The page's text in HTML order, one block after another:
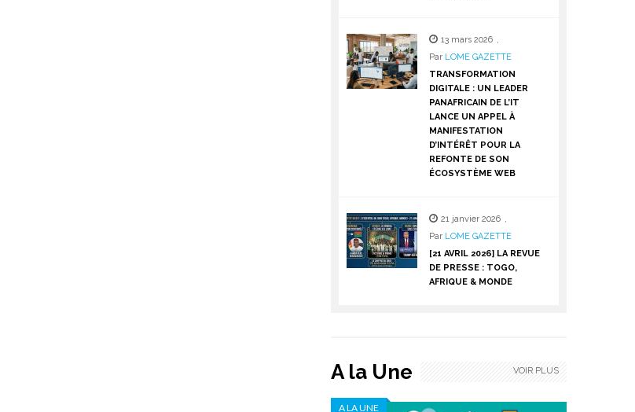
13 mars 2026 ,
Par LOME GAZETTE
TRANSFORMATION
DIGITALE : UN LEADER
PANAFRICAIN DE L’IT
LANCE UN APPEL À
MANIFESTATION
D’INTÉRÊT POUR LA
REFONTE DE SON
ÉCOSYSTÈME WEB
21 janvier 2026 ,
Par LOME GAZETTE
[21 AVRIL 2026] LA REVUE
DE PRESSE : TOGO,
AFRIQUE & MONDE
A la Une
A LA UNE
VOIR PLUS